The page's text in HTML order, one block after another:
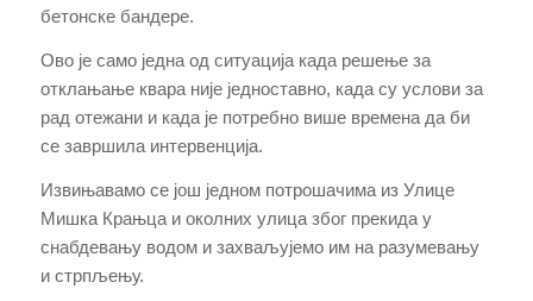
бетонске бандере.
Ово је само једна од ситуација када решење за
отклањање квара није једноставно, када су услови за
рад отежани и када је потребно више времена да би
се завршила интервенција.
Извињавамо се још једном потрошачима из Улице
Мишка Крањца и околних улица због прекида у
снабдевању водом и захваљујемо им на разумевању
и стрпљењу.